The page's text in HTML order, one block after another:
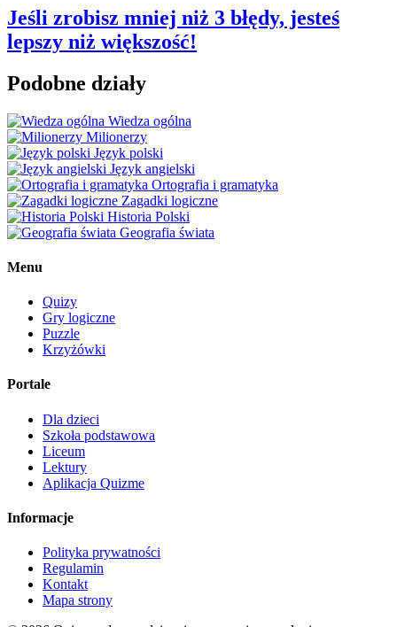
Jeśli zrobisz mniej niż 3 błędy, jesteś
lepszy niż większość!
Podobne działy
Wiedza ogólna
Milionerzy
Język polski
Język angielski
Ortografia i gramatyka
Zagadki logiczne
Historia Polski
Geografia świata
Menu
Quizy
Gry logiczne
Puzzle
Krzyżówki
Portale
Dla dzieci
Szkoła podstawowa
Liceum
Lektury
Aplikacja Quizme
Informacje
Polityka prywatności
Regulamin
Kontakt
Mapa strony